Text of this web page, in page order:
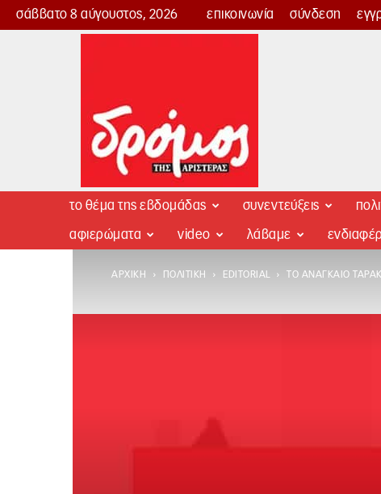
σάββατο 8 αύγουστος, 2026 επικοινωνία σύνδεση
Δρόμος
το θέμα της εβδομάδας συνεντεύξεις
αφιερώματα video λάβαμε
ΑΡΧΙΚΉ ΠΟΛΙΤΙΚΉ EDITORIAL ΤΟ ΑΝΑΓΚΑΊΟ